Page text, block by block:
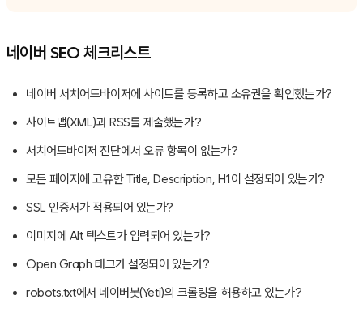
네이버 SEO 체크리스트
네이버 서치어드바이저에 사이트를 등록하고 소유권을 확인했는가?
사이트맵(XML)과 RSS를 제출했는가?
서치어드바이저 진단에서 오류 항목이 없는가?
모든 페이지에 고유한 Title, Description, H1이 설정되어 있는가?
SSL 인증서가 적용되어 있는가?
이미지에 Alt 텍스트가 입력되어 있는가?
Open Graph 태그가 설정되어 있는가?
robots.txt에서 네이버봇(Yeti)의 크롤링을 허용하고 있는가?